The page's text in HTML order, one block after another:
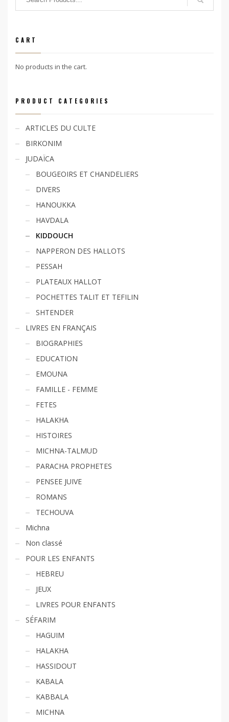
CART
No products in the cart.
PRODUCT CATEGORIES
ARTICLES DU CULTE
BIRKONIM
JUDAÏCA
BOUGEOIRS ET CHANDELIERS
DIVERS
HANOUKKA
HAVDALA
KIDDOUCH
NAPPERON DES HALLOTS
PESSAH
PLATEAUX HALLOT
POCHETTES TALIT ET TEFILIN
SHTENDER
LIVRES EN FRANÇAIS
BIOGRAPHIES
EDUCATION
EMOUNA
FAMILLE - FEMME
FETES
HALAKHA
HISTOIRES
MICHNA-TALMUD
PARACHA PROPHETES
PENSEE JUIVE
ROMANS
TECHOUVA
Michna
Non classé
POUR LES ENFANTS
HEBREU
JEUX
LIVRES POUR ENFANTS
SÉFARIM
HAGUIM
HALAKHA
HASSIDOUT
KABALA
KABBALA
MICHNA